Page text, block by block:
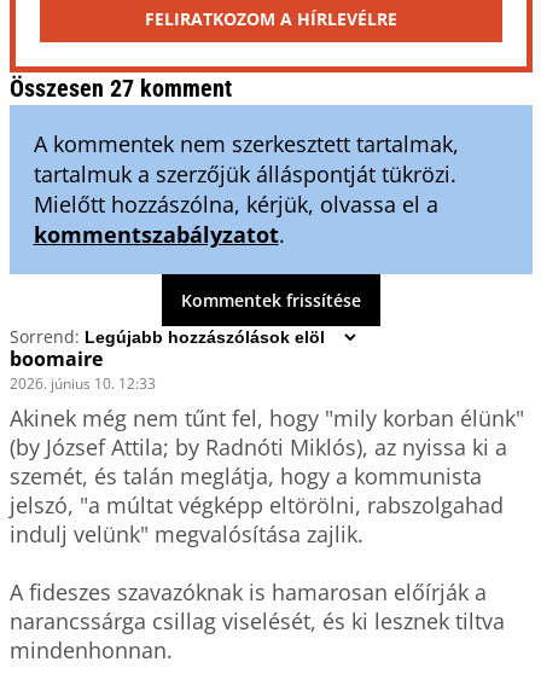
FELIRATKOZOM A HÍRLEVÉLRE
Összesen 27 komment
A kommentek nem szerkesztett tartalmak,
tartalmuk a szerzőjük álláspontját tükrözi.
Mielőtt hozzászólna, kérjük, olvassa el a
kommentszabályzatot.
Kommentek frissítése
Sorrend:
boomaire
2026. június 10. 12:33
Akinek még nem tűnt fel, hogy "mily korban élünk"
(by József Attila; by Radnóti Miklós), az nyissa ki a
szemét, és talán meglátja, hogy a kommunista
jelszó, "a múltat végképp eltörölni, rabszolgahad
indulj velünk" megvalósítása zajlik.
A fideszes szavazóknak is hamarosan előírják a
narancssárga csillag viselését, és ki lesznek tiltva
mindenhonnan.